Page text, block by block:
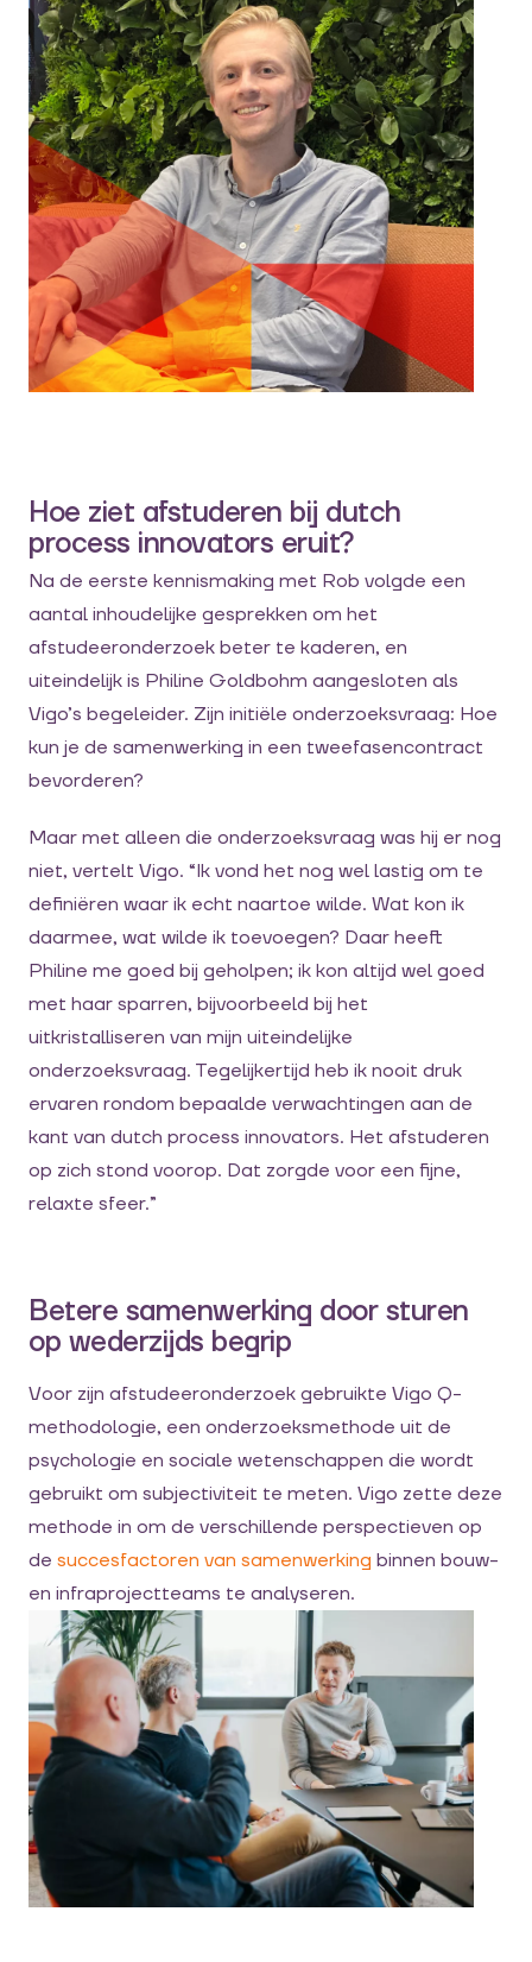
Hoe ziet afstuderen bij dutch
process innovators eruit?
Na de eerste kennismaking met Rob volgde een
aantal inhoudelijke gesprekken om het
afstudeeronderzoek beter te kaderen, en
uiteindelijk is Philine Goldbohm aangesloten als
Vigo’s begeleider. Zijn initiële onderzoeksvraag: Hoe
kun je de samenwerking in een tweefasencontract
bevorderen?
Maar met alleen die onderzoeksvraag was hij er nog
niet, vertelt Vigo. “Ik vond het nog wel lastig om te
definiëren waar ik echt naartoe wilde. Wat kon ik
daarmee, wat wilde ik toevoegen? Daar heeft
Philine me goed bij geholpen; ik kon altijd wel goed
met haar sparren, bijvoorbeeld bij het
uitkristalliseren van mijn uiteindelijke
onderzoeksvraag. Tegelijkertijd heb ik nooit druk
ervaren rondom bepaalde verwachtingen aan de
kant van dutch process innovators. Het afstuderen
op zich stond voorop. Dat zorgde voor een fijne,
relaxte sfeer.”
Betere samenwerking door sturen
op wederzijds begrip
Voor zijn afstudeeronderzoek gebruikte Vigo Q-
methodologie, een onderzoeksmethode uit de
psychologie en sociale wetenschappen die wordt
gebruikt om subjectiviteit te meten. Vigo zette deze
methode in om de verschillende perspectieven op
de succesfactoren van samenwerking binnen bouw-
en infraprojectteams te analyseren.